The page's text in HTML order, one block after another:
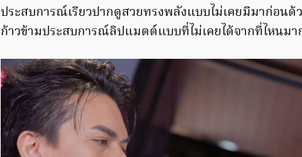
ประสบการณ์เรียวปากดูสวยทรงพลังแบบไม่เคยมีมาก่อน
ก้าวข้ามประสบการณ์ลิปแมตต์แบบที่ไม่เคยได้จากที่ไหนม